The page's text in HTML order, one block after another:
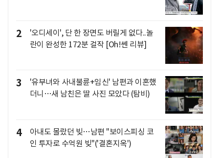
2
'오디세이', 단 한 장면도 버릴게 없다..놀
란이 완성한 172분 걸작 [Oh!쎈 리뷰]
3
'유부녀와 사내불륜+임신' 남편과 이혼했
더니…새 남친은 딸 사진 모았다 (탐비)
4
아내도 몰랐던 빚…남편 "보이스피싱 코
인 투자로 수억원 빚"('결혼지옥')